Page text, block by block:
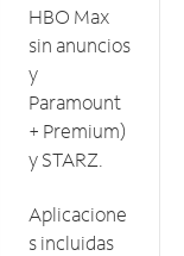
HBO Max
sin anuncios
y
Paramount
+ Premium)
y STARZ.
Aplicacione
s incluidas